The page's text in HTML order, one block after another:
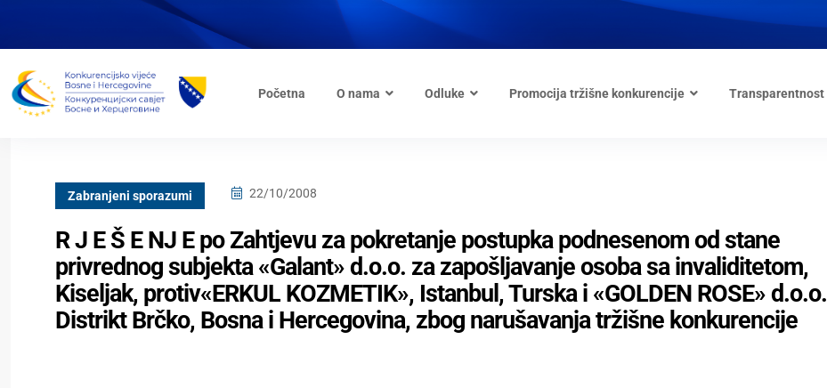
Početna O nama Odluke Promocija tržišne konkurencije Transparentnost
Zabranjeni sporazumi 22/10/2008
R J E Š E NJ E po Zahtjevu za pokretanje postupka podnesenom od stane
privrednog subjekta «Galant» d.o.o. za zapošljavanje osoba sa invaliditetom,
Kiseljak, protiv«ERKUL KOZMETIK», Istanbul, Turska i «GOLDEN ROSE» d.o.o.
Distrikt Brčko, Bosna i Hercegovina, zbog narušavanja tržišne konkurencije